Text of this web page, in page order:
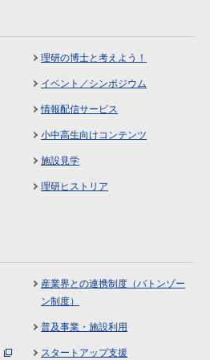
理研の博士と考えよう！
イベント／シンポジウム
情報配信サービス
小中高生向けコンテンツ
施設見学
理研ヒストリア
産業界との連携制度（バトンゾー
ン制度）
普及事業・施設利用
スタートアップ支援